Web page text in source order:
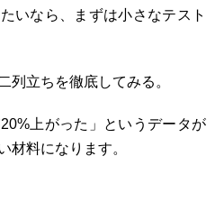
いなら、まずは小さなテスト
列立ちを徹底してみる。
上がった」というデータが
材料になります。